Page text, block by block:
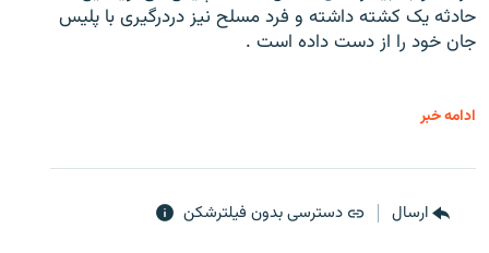
حادثه یک کشته داشته و فرد مسلح نیز دردرگیری با پلیس
جان خود را از دست داده است .
ادامه خبر
ارسال دسترسی بدون فیلترشکن